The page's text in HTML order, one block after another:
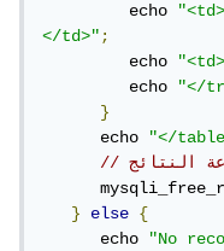
         echo
</td>";
         echo
         echo
"</
}
      echo
"</
النتائج
}
else
{
      echo
"No